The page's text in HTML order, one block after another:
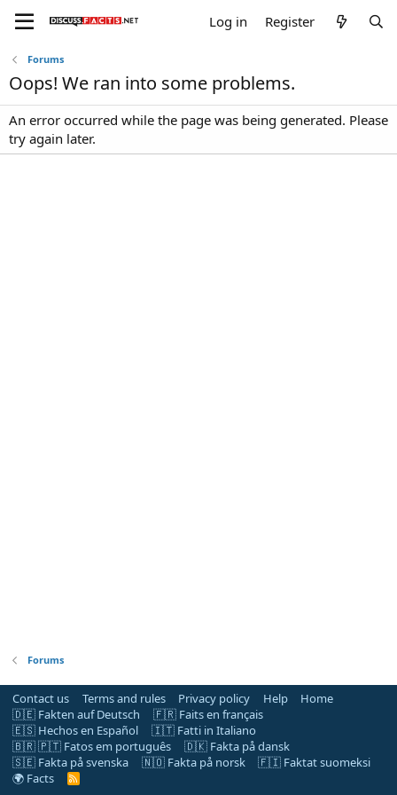
Log in Register
Forums
Oops! We ran into some problems.
An error occurred while the page was being generated. Please
try again later.
Forums
Contact us Terms and rules Privacy policy Help
Home
🇩🇪 Fakten auf Deutsch
🇫🇷 Faits en français
🇪🇸 Hechos en Español
🇮🇹 Fatti in Italiano
🇧🇷 🇵🇹 Fatos em português
🇩🇰 Fakta på dansk
🇸🇪 Fakta på svenska
🇳🇴 Fakta på norsk
🇫🇮 Faktat suomeksi
🌍 Facts
R